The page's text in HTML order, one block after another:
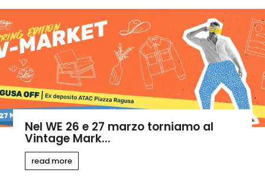
Nel WE 26 e 27 marzo torniamo al
Vintage Mark...
read more